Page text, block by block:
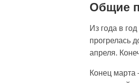
Общие
Из года в
прогрелась
апреля.
Конец марта